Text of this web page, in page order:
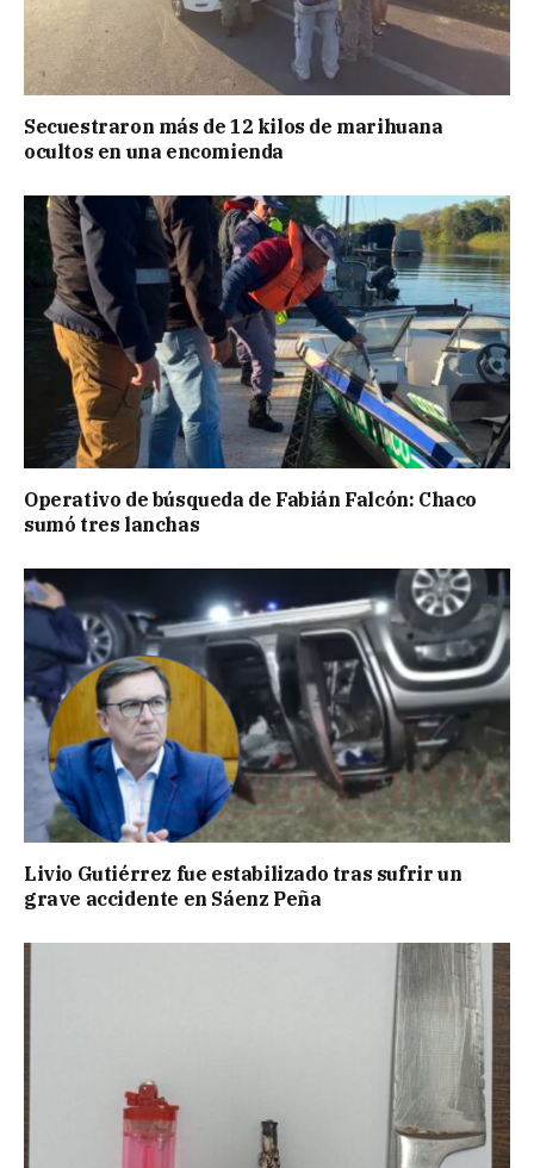
Secuestraron más de 12 kilos de marihuana
ocultos en una encomienda
Operativo de búsqueda de Fabián Falcón: Chaco
sumó tres lanchas
Livio Gutiérrez fue estabilizado tras sufrir un
grave accidente en Sáenz Peña